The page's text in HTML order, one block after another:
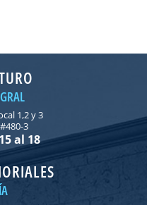
1,2 y 3
3
al 18